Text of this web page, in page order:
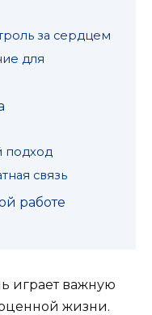
за сердцем
для
подход
связь
работе
играет важную
жизни.